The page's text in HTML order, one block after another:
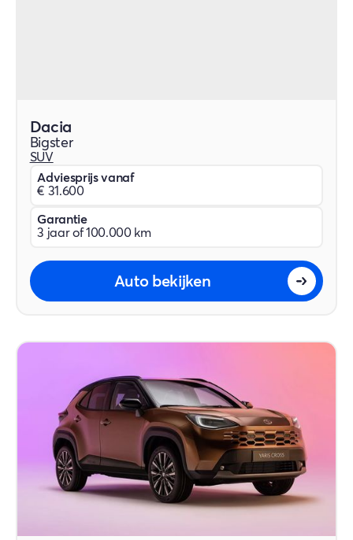
Dacia
Bigster
SUV
Adviesprijs vanaf
€ 31.600
Garantie
3 jaar of 100.000 km
Auto bekijken